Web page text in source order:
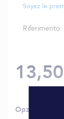
Soyez le
Riferimento
Opzioni